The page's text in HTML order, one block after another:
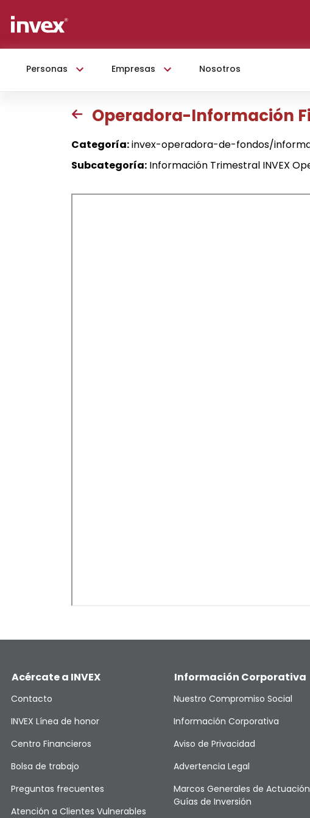
Personas Empresas Nosotros
Operadora-Información
Categoría:invex-operadora-de-fondos/
Subcategoría: Información Trimestral INVEX
Acércate a INVEX
Contacto
INVEX Línea de honor
Centro Financieros
Bolsa de trabajo
Preguntas frecuentes
Atención a Clientes Vulnerables
Información Corporativa
Nuestro Compromiso Social
Información Corporativa
Aviso de Privacidad
Advertencia Legal
Marcos Generales de
Guías de Inversión